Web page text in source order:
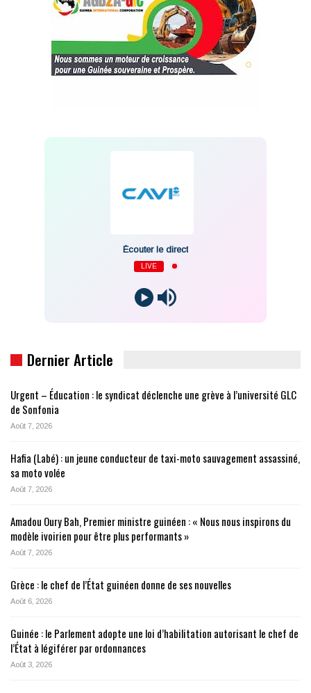
Écouter le direct
LIVE
Dernier Article
Urgent – Éducation : le syndicat déclenche une grève à l’université GLC
de Sonfonia
Août 7, 2026
Hafia (Labé) : un jeune conducteur de taxi-moto sauvagement assassiné,
sa moto volée
Août 7, 2026
Amadou Oury Bah, Premier ministre guinéen : « Nous nous inspirons du
modèle ivoirien pour être plus performants »
Août 7, 2026
Grèce : le chef de l’État guinéen donne de ses nouvelles
Août 6, 2026
Guinée : le Parlement adopte une loi d’habilitation autorisant le chef de
l’État à légiférer par ordonnances
Août 3, 2026